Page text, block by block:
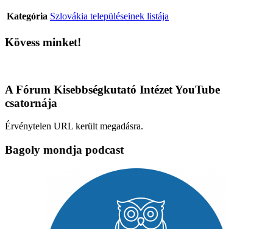
Kategória Szlovákia településeinek listája
Kövess minket!
A Fórum Kisebbségkutató Intézet YouTube
csatornája
Érvénytelen URL került megadásra.
Bagoly mondja podcast